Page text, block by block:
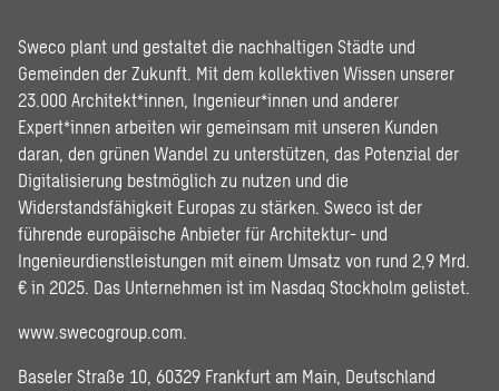
Sweco plant und gestaltet die nachhaltigen Städte und
Gemeinden der Zukunft. Mit dem kollektiven Wissen unserer
23.000 Architekt*innen, Ingenieur*innen und anderer
Expert*innen arbeiten wir gemeinsam mit unseren Kunden
daran, den grünen Wandel zu unterstützen, das Potenzial der
Digitalisierung bestmöglich zu nutzen und die
Widerstandsfähigkeit Europas zu stärken. Sweco ist der
führende europäische Anbieter für Architektur- und
Ingenieurdienstleistungen mit einem Umsatz von rund 2,9 Mrd.
€ in 2025. Das Unternehmen ist im Nasdaq Stockholm gelistet.
www.swecogroup.com
Baseler Straße 10, 60329 Frankfurt am Main, Deutschland